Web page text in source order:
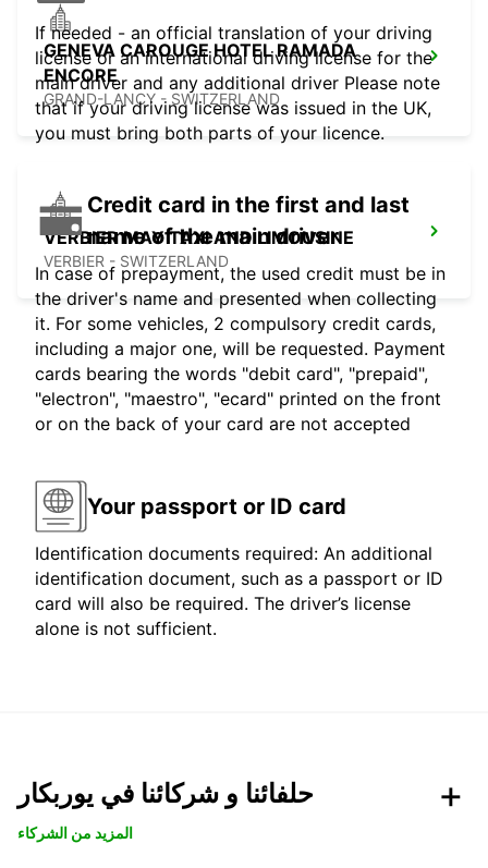
GENEVA CAROUGE HOTEL RAMADA
ENCORE
GRAND-LANCY - SWITZERLAND
VERBIER MAY TAXI AND LIMOUSINE
VERBIER - SWITZERLAND
If needed - an official translation of your driving
license or an international driving license for the
main driver and any additional driver Please note
that if your driving license was issued in the UK,
you must bring both parts of your licence.
Credit card in the first and last
name of the main driver
In case of prepayment, the used credit must be in
the driver's name and presented when collecting
it. For some vehicles, 2 compulsory credit cards,
including a major one, will be requested. Payment
cards bearing the words "debit card", "prepaid",
"electron", "maestro", "ecard" printed on the front
or on the back of your card are not accepted
Your passport or ID card
Identification documents required: An additional
identification document, such as a passport or ID
card will also be required. The driver’s license
alone is not sufficient.
حلفائنا و شركائنا في يوربكار
المزيد من الشركاء